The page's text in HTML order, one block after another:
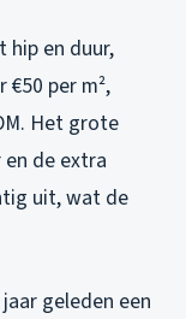
hip en duur,
per m²,
Het grote
de extra
uit, wat de
geleden een